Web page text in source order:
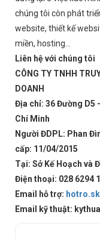
chúng tôi còn phát
website, thiết kế
miền, hosting…
Liên hệ với chúng tôi
CÔNG TY TNHH
DOANH
Địa chỉ: 36 Đường D5
Chí Minh
Người ĐDPL: Phan
cấp: 11/04/2015
Tại: Sở Kế Hoạch và
Điện thoại: 028 6294
Email hỗ trợ:
Email kỹ thuật: